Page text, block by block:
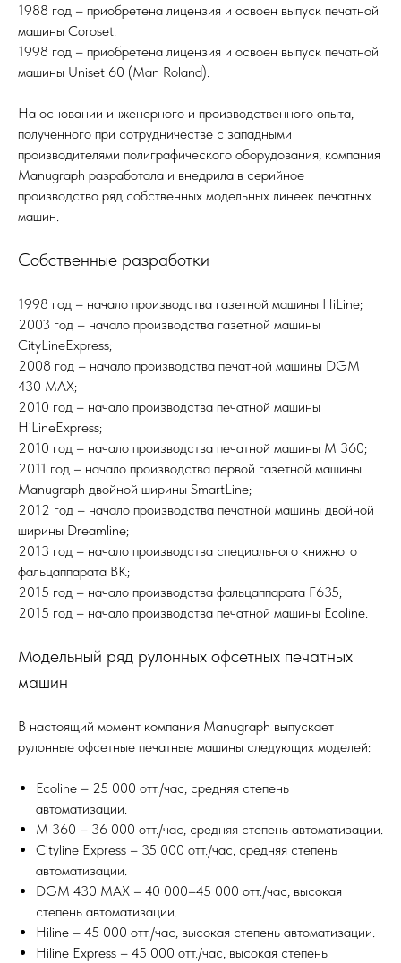
1988 год – приобретена лицензия и освоен выпуск печатной
машины Coroset.
1998 год – приобретена лицензия и освоен выпуск печатной
машины Uniset 60 (Man Roland).
На основании инженерного и производственного опыта,
полученного при сотрудничестве с западными
производителями полиграфического оборудования, компания
Manugraph разработала и внедрила в серийное
производство ряд собственных модельных линеек печатных
машин.
Собственные разработки
1998 год – начало производства газетной машины HiLine;
2003 год – начало производства газетной машины
CityLineExpress;
2008 год – начало производства печатной машины DGM
430 MAX;
2010 год – начало производства печатной машины
HiLineExpress;
2010 год – начало производства печатной машины M 360;
2011 год – начало производства первой газетной машины
Manugraph двойной ширины SmartLine;
2012 год – начало производства печатной машины двойной
ширины Dreamline;
2013 год – начало производства специального книжного
фальцаппарата BK;
2015 год – начало производства фальцаппарата F635;
2015 год – начало производства печатной машины Ecoline.
Модельный ряд рулонных офсетных печатных
машин
В настоящий момент компания Manugraph выпускает
рулонные офсетные печатные машины следующих моделей:
Ecoline – 25 000 отт./час, средняя степень
автоматизации.
M 360 – 36 000 отт./час, средняя степень автоматизации.
Cityline Express – 35 000 отт./час, средняя степень
автоматизации.
DGM 430 MAX – 40 000–45 000 отт./час, высокая
степень автоматизации.
Hiline – 45 000 отт./час, высокая степень автоматизации.
Hiline Express – 45 000 отт./час, высокая степень